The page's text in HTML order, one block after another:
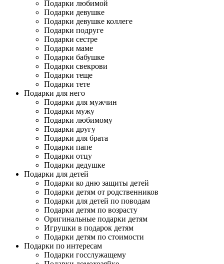
Подарки любимой
Подарки девушке
Подарки девушке коллеге
Подарки подруге
Подарки сестре
Подарки маме
Подарки бабушке
Подарки свекрови
Подарки теще
Подарки тете
Подарки для него
Подарки для мужчин
Подарки мужу
Подарки любимому
Подарки другу
Подарки для брата
Подарки папе
Подарки отцу
Подарки дедушке
Подарки для детей
Подарки ко дню защиты детей
Подарки детям от родственников
Подарки для детей по поводам
Подарки детям по возрасту
Оригинальные подарки детям
Игрушки в подарок детям
Подарки детям по стоимости
Подарки по интересам
Подарки госслужащему